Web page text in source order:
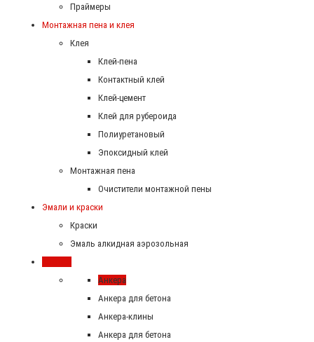
Праймеры
Монтажная пена и клея
Клея
Клей-пена
Контактный клей
Клей-цемент
Клей для рубероида
Полиуретановый
Эпоксидный клей
Монтажная пена
Очистители монтажной пены
Эмали и краски
Краски
Эмаль алкидная аэрозольная
Анкера
Анкера для бетона
Анкера-клины
Анкера для бетона